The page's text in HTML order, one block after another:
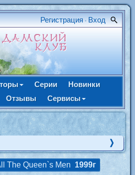
Регистрация • Вход
Серии
Новинки
Отзывы Сервисы
The Queen`s Men 1999г